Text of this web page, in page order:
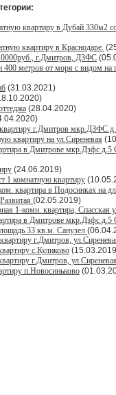
квартиру в Дубай 330м2
квартиру в Краснодаре.
г.Дмитров, ДЗФС
400 метров от моря с видом на
(31.03.2021)
(28.04.2020)
г.Дмитров мкр.ДЗФС
квартиру на ул.Сиреневая
в Дмитрове мкр.Дзфс д.5
(24.06.2019)
1 комнатную квартиру
квартира в Подосинках на
(02.05.2019)
1-комн. квартира, Спасская
в Дмитрове мкр.Дзфс д.5
33 кв.м. Санузел
г.Дмитров,
с.Куликово
г.Дмитров,
п.Новосиньково